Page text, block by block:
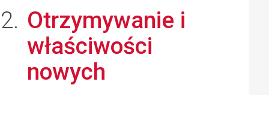
Otrzymywanie i
właściwości
nowych